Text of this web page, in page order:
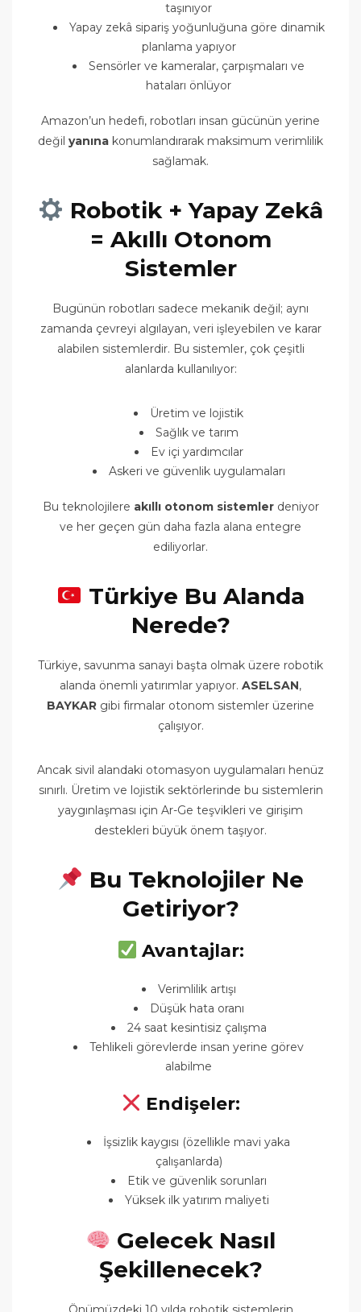
taşınıyor
Yapay zekâ sipariş yoğunluğuna göre dinamik
planlama yapıyor
Sensörler ve kameralar, çarpışmaları ve
hataları önlüyor
Amazon’un hedefi, robotları insan gücünün yerine
değil yanına konumlandırarak maksimum verimlilik
sağlamak.
Robotik + Yapay Zekâ
= Akıllı Otonom
Sistemler
Bugünün robotları sadece mekanik değil; aynı
zamanda çevreyi algılayan, veri işleyebilen ve karar
alabilen sistemlerdir. Bu sistemler, çok çeşitli
alanlarda kullanılıyor:
Üretim ve lojistik
Sağlık ve tarım
Ev içi yardımcılar
Askeri ve güvenlik uygulamaları
Bu teknolojilere akıllı otonom sistemlerdeniyor
ve her geçen gün daha fazla alana entegre
ediliyorlar.
Türkiye Bu Alanda
Nerede?
Türkiye, savunma sanayi başta olmak üzere robotik
alanda önemli yatırımlar yapıyor. ASELSAN,
BAYKAR gibi firmalar otonom sistemler üzerine
çalışıyor.
Ancak sivil alandaki otomasyon uygulamaları henüz
sınırlı. Üretim ve lojistik sektörlerinde bu sistemlerin
yaygınlaşması için Ar-Ge teşvikleri ve girişim
destekleri büyük önem taşıyor.
Bu Teknolojiler Ne
Getiriyor?
Avantajlar:
Verimlilik artışı
Düşük hata oranı
24 saat kesintisiz çalışma
Tehlikeli görevlerde insan yerine görev
alabilme
Endişeler:
İşsizlik kaygısı (özellikle mavi yaka
çalışanlarda)
Etik ve güvenlik sorunları
Yüksek ilk yatırım maliyeti
Gelecek Nasıl
Şekillenecek?